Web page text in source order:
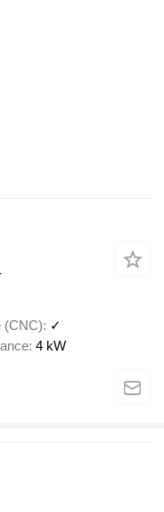
(CNC)
✓
4 kW